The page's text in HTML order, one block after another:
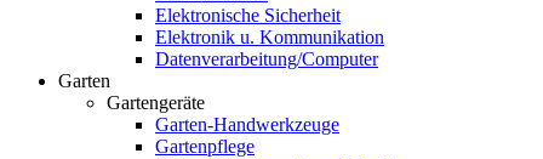
Elektronische Sicherheit
Elektronik u. Kommunikation
Datenverarbeitung/Computer
Garten
Gartengeräte
Garten-Handwerkzeuge
Gartenpflege